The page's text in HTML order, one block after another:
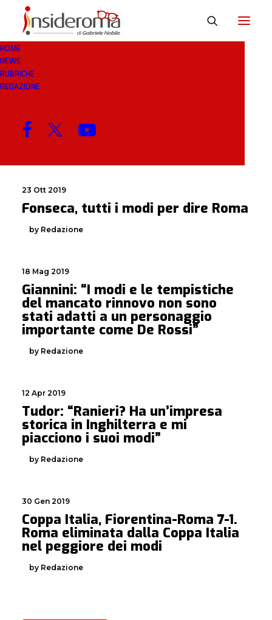
HOME
NEWS
RUBRICHE
REDAZIONE
MODI
MENU
23 Ott 2019
Fonseca, tutti i modi per dire Roma
by Redazione
18 Mag 2019
Giannini: “I modi e le tempistiche
del mancato rinnovo non sono
stati adatti a un personaggio
importante come De Rossi”
by Redazione
12 Apr 2019
Tudor: “Ranieri? Ha un’impresa
storica in Inghilterra e mi
piacciono i suoi modi”
by Redazione
30 Gen 2019
Coppa Italia, Fiorentina-Roma 7-1.
Roma eliminata dalla Coppa Italia
nel peggiore dei modi
by Redazione